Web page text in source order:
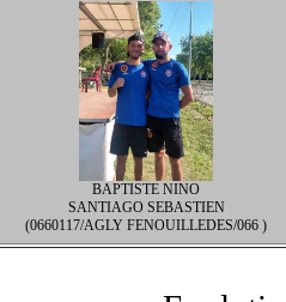
BAPTISTE NINO
SANTIAGO SEBASTIEN
(0660117/AGLY FENOUILLEDES/066 )